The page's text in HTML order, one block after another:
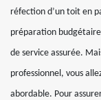
réfection d’un toit en
préparation
de service assurée.
professionnel, vous
abordable. Pour